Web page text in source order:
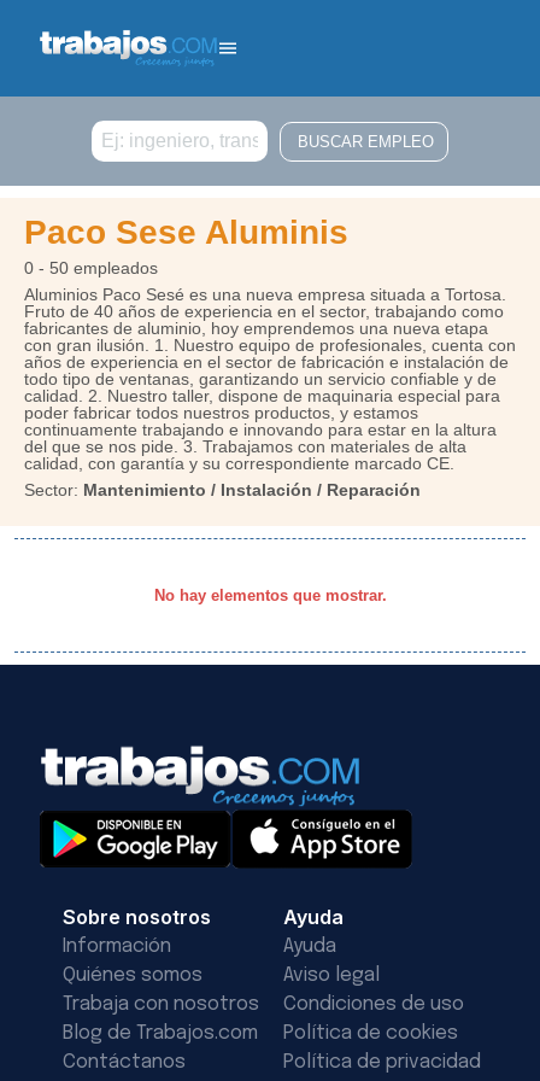
Buscar
Paco Sese Aluminis
0 - 50 empleados
Aluminios Paco Sesé es una nueva empresa situada a Tortosa.
Fruto de 40 años de experiencia en el sector, trabajando como
fabricantes de aluminio, hoy emprendemos una nueva etapa
con gran ilusión. 1. Nuestro equipo de profesionales, cuenta con
años de experiencia en el sector de fabricación e instalación de
todo tipo de ventanas, garantizando un servicio confiable y de
calidad. 2. Nuestro taller, dispone de maquinaria especial para
poder fabricar todos nuestros productos, y estamos
continuamente trabajando e innovando para estar en la altura
del que se nos pide. 3. Trabajamos con materiales de alta
calidad, con garantía y su correspondiente marcado CE.
Sector: Mantenimiento / Instalación / Reparación
No hay elementos que mostrar.
Sobre nosotros
Información
Quiénes somos
Trabaja con nosotros
Blog de Trabajos.com
Contáctanos
Ayuda
Ayuda
Aviso legal
Condiciones de uso
Política de cookies
Política de privacidad